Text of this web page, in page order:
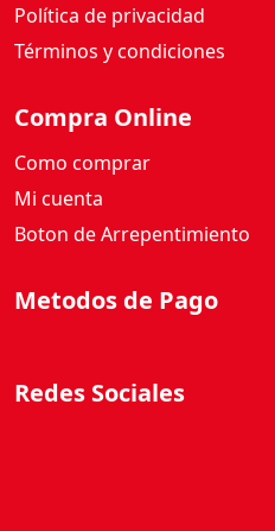
Política de privacidad
Términos y condiciones
Compra Online
Como comprar
Mi cuenta
Boton de Arrepentimiento
Metodos de Pago
Redes Sociales